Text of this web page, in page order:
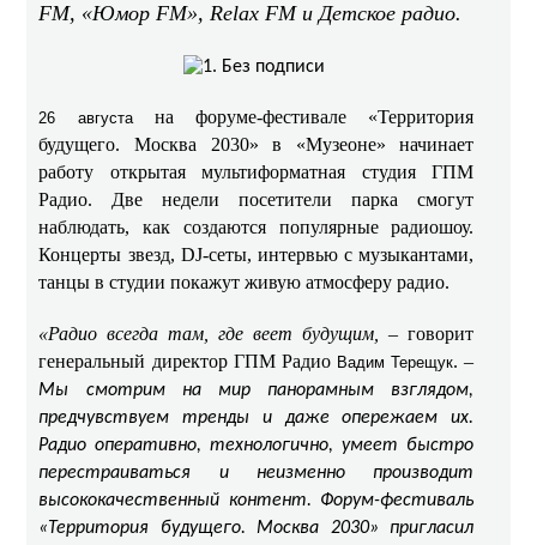
FM, «Юмор FM», Relax FM и Детское радио.
26 августана форуме-фестивале «Территория
будущего. Москва 2030» в «Музеоне» начинает
работу открытая мультиформатная студия ГПМ
Радио. Две недели посетители парка смогут
наблюдать, как создаются популярные радиошоу.
Концерты звезд, DJ-сеты, интервью с музыкантами,
танцы в студии покажут живую атмосферу радио.
«Радио всегда там, где веет будущим,– говорит
генеральный директор ГПМ Радио Вадим Терещук. –
Мы смотрим на мир панорамным взглядом,
предчувствуем тренды и даже опережаем их.
Радио оперативно, технологично, умеет быстро
перестраиваться и неизменно производит
высококачественный контент. Форум-фестиваль
«Территория будущего. Москва 2030» пригласил